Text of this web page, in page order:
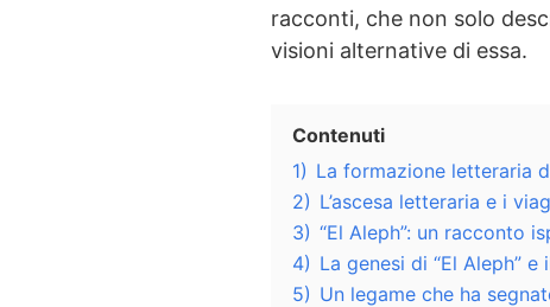
racconti, che non solo
visioni alternative di essa.
Contenuti
1) La formazione letteraria
2) L’ascesa letteraria e i
3) “El Aleph”: un racconto
4) La genesi di “El Aleph”
5) Un legame che ha